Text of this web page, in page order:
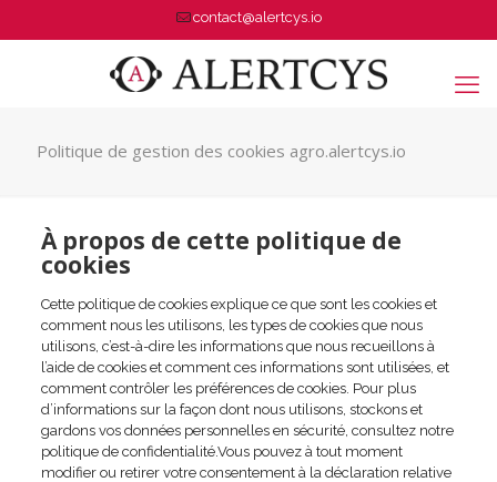
contact@alertcys.io
Politique de gestion des cookies agro.alertcys.io
À propos de cette politique de
cookies
Cette politique de cookies explique ce que sont les cookies et
comment nous les utilisons, les types de cookies que nous
utilisons, c’est-à-dire les informations que nous recueillons à
l’aide de cookies et comment ces informations sont utilisées, et
comment contrôler les préférences de cookies. Pour plus
d’informations sur la façon dont nous utilisons, stockons et
gardons vos données personnelles en sécurité, consultez notre
politique de confidentialité.Vous pouvez à tout moment
modifier ou retirer votre consentement à la déclaration relative